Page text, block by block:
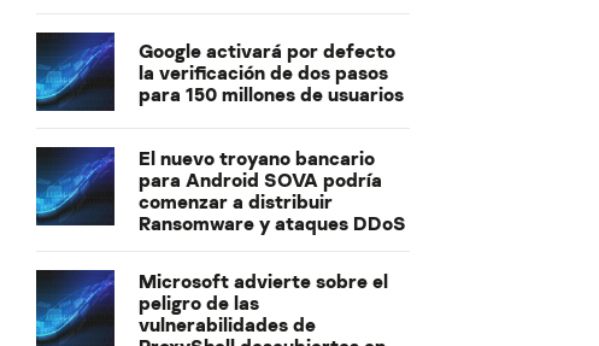
Google activará por defecto
la verificación de dos pasos
para 150 millones de usuarios
El nuevo troyano bancario
para Android SOVA podría
comenzar a distribuir
Ransomware y ataques DDoS
Microsoft advierte sobre el
peligro de las
vulnerabilidades de